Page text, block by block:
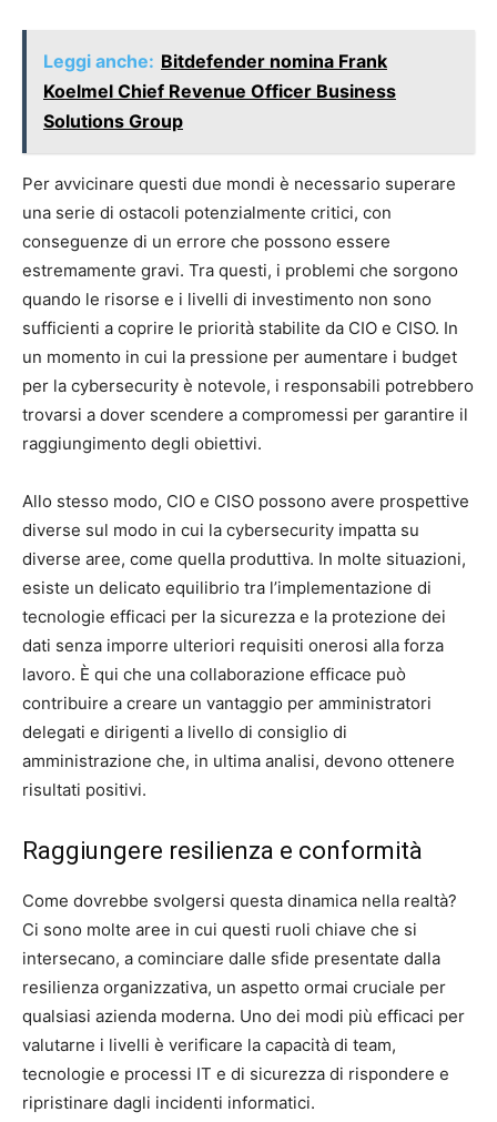
Leggi anche: Bitdefender nomina Frank
Koelmel Chief Revenue Officer Business
Solutions Group
Per avvicinare questi due mondi è necessario superare
una serie di ostacoli potenzialmente critici, con
conseguenze di un errore che possono essere
estremamente gravi. Tra questi, i problemi che sorgono
quando le risorse e i livelli di investimento non sono
sufficienti a coprire le priorità stabilite da CIO e CISO. In
un momento in cui la pressione per aumentare i budget
per la cybersecurity è notevole, i responsabili potrebbero
trovarsi a dover scendere a compromessi per garantire il
raggiungimento degli obiettivi.
Allo stesso modo, CIO e CISO possono avere prospettive
diverse sul modo in cui la cybersecurity impatta su
diverse aree, come quella produttiva. In molte situazioni,
esiste un delicato equilibrio tra l’implementazione di
tecnologie efficaci per la sicurezza e la protezione dei
dati senza imporre ulteriori requisiti onerosi alla forza
lavoro. È qui che una collaborazione efficace può
contribuire a creare un vantaggio per amministratori
delegati e dirigenti a livello di consiglio di
amministrazione che, in ultima analisi, devono ottenere
risultati positivi.
Raggiungere resilienza e conformità
Come dovrebbe svolgersi questa dinamica nella realtà?
Ci sono molte aree in cui questi ruoli chiave che si
intersecano, a cominciare dalle sfide presentate dalla
resilienza organizzativa, un aspetto ormai cruciale per
qualsiasi azienda moderna. Uno dei modi più efficaci per
valutarne i livelli è verificare la capacità di team,
tecnologie e processi IT e di sicurezza di rispondere e
ripristinare dagli incidenti informatici.